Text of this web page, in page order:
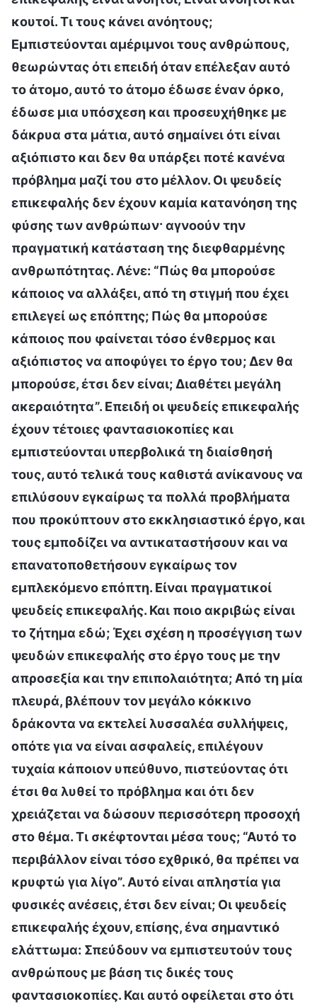
κουτοί. Τι τους κάνει ανόητους;
Εμπιστεύονται αμέριμνοι τους ανθρώπους,
θεωρώντας ότι επειδή όταν επέλεξαν αυτό
το άτομο, αυτό το άτομο έδωσε έναν όρκο,
έδωσε μια υπόσχεση και προσευχήθηκε με
δάκρυα στα μάτια, αυτό σημαίνει ότι είναι
αξιόπιστο και δεν θα υπάρξει ποτέ κανένα
πρόβλημα μαζί του στο μέλλον. Οι ψευδείς
επικεφαλής δεν έχουν καμία κατανόηση της
φύσης των ανθρώπων· αγνοούν την
πραγματική κατάσταση της διεφθαρμένης
ανθρωπότητας. Λένε: “Πώς θα μπορούσε
κάποιος να αλλάξει, από τη στιγμή που έχει
επιλεγεί ως επόπτης; Πώς θα μπορούσε
κάποιος που φαίνεται τόσο ένθερμος και
αξιόπιστος να αποφύγει το έργο του; Δεν θα
μπορούσε, έτσι δεν είναι; Διαθέτει μεγάλη
ακεραιότητα”. Επειδή οι ψευδείς επικεφαλής
έχουν τέτοιες φαντασιοκοπίες και
εμπιστεύονται υπερβολικά τη διαίσθησή
τους, αυτό τελικά τους καθιστά ανίκανους να
επιλύσουν εγκαίρως τα πολλά προβλήματα
που προκύπτουν στο εκκλησιαστικό έργο, και
τους εμποδίζει να αντικαταστήσουν και να
επανατοποθετήσουν εγκαίρως τον
εμπλεκόμενο επόπτη. Είναι πραγματικοί
ψευδείς επικεφαλής. Και ποιο ακριβώς είναι
το ζήτημα εδώ; Έχει σχέση η προσέγγιση των
ψευδών επικεφαλής στο έργο τους με την
απροσεξία και την επιπολαιότητα; Από τη μία
πλευρά, βλέπουν τον μεγάλο κόκκινο
δράκοντα να εκτελεί λυσσαλέα συλλήψεις,
οπότε για να είναι ασφαλείς, επιλέγουν
τυχαία κάποιον υπεύθυνο, πιστεύοντας ότι
έτσι θα λυθεί το πρόβλημα και ότι δεν
χρειάζεται να δώσουν περισσότερη προσοχή
στο θέμα. Τι σκέφτονται μέσα τους; “Αυτό το
περιβάλλον είναι τόσο εχθρικό, θα πρέπει να
κρυφτώ για λίγο”. Αυτό είναι απληστία για
φυσικές ανέσεις, έτσι δεν είναι; Οι ψευδείς
επικεφαλής έχουν, επίσης, ένα σημαντικό
ελάττωμα: Σπεύδουν να εμπιστευτούν τους
ανθρώπους με βάση τις δικές τους
φαντασιοκοπίες. Και αυτό οφείλεται στο ότι